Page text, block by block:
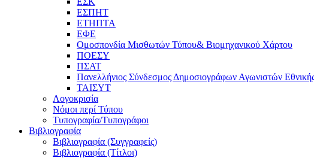
ΕΣΠΗΤ
ΕΤΗΠΤΑ
ΕΦΕ
Ομοσπονδία Μισθωτών Τύπου& Βιομηχανικού Χάρτου
ΠΟΕΣΥ
ΠΣΑΤ
Πανελλήνιος Σύνδεσμος Δημοσιογράφων Αγωνιστών
ΤΑΙΣΥΤ
Λογοκρισία
Νόμοι περί Τύπου
Τυπογραφία/Τυπογράφοι
Βιβλιογραφία
Βιβλιογραφία (Συγγραφείς)
Βιβλιογραφία (Τίτλοι)